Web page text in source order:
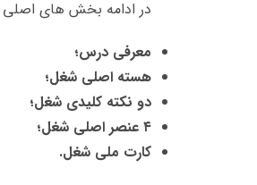
در ادامه بخش های
معرفی درس؛
هسته اصلی شغل؛
دو نکته کلیدی شغل؛
۴ عنصر اصلی شغل؛
کارت ملی شغل.